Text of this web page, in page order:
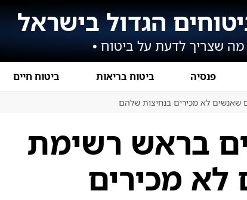
הגדול בישראל
מה שצריך לדעת על ביטוח •
פנסיה ביטוח בריאות ביטוח חיים
שאנשים לא מכירים בנחיצות שלהם
בראש רשימת
לא מכירים